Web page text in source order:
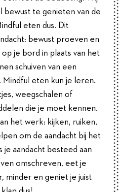
bewust te genieten van de
eten dus. Dit
bewust proeven en
je bord in plaats van het
schuiven van een
eten kun je leren.
weegschalen of
die je moet kennen.
het werk: kijken, ruiken,
om de aandacht bij het
aandacht besteed aan
omschreven, eet je
minder en geniet je juist